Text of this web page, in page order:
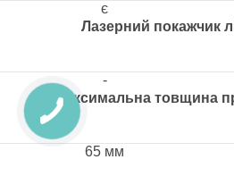
Лазерний покажчик
Максимальна товщина
є
-
65 мм